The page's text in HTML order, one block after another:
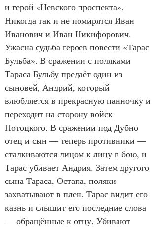
и герой «Невского проспекта».
Никогда так и не помирятся Иван
Иванович и Иван Никифорович.
Ужасна судьба героев повести «Тарас
Бульба». В сражении с поляками
Тараса Бульбу предаёт один из
сыновей, Андрий, который
влюбляется в прекрасную панночку и
переходит на сторону войск
Потоцкого. В сражении под Дубно
отец и сын — теперь противники —
сталкиваются лицом к лицу в бою, и
Тарас убивает Андрия. Затем другого
сына Тараса, Остапа, поляки
захватывают в плен. Тарас видит его
казнь и слышит его последние слова
— обращённые к отцу. Убивают